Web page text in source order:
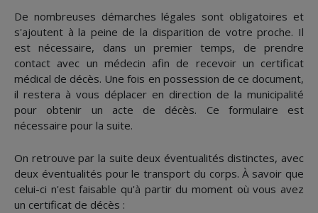
De nombreuses démarches légales sont obligatoires et
s'ajoutent à la peine de la disparition de votre proche. Il
est nécessaire, dans un premier temps, de prendre
contact avec un médecin afin de recevoir un certificat
médical de décès. Une fois en possession de ce document,
il restera à vous déplacer en direction de la municipalité
pour obtenir un acte de décès. Ce formulaire est
nécessaire pour la suite.
On retrouve par la suite deux éventualités distinctes, avec
deux éventualités pour le transport du corps. À savoir que
celui-ci n'est faisable qu'à partir du moment où vous avez
un certificat de décès :